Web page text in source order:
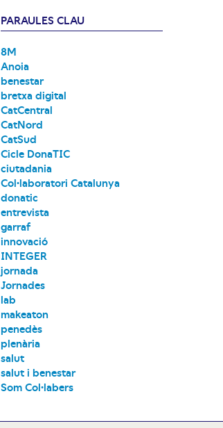
PARAULES CLAU
8M
Anoia
benestar
bretxa digital
CatCentral
CatNord
CatSud
Cicle DonaTIC
ciutadania
Col·laboratori Catalunya
donatic
entrevista
garraf
innovació
INTEGER
jornada
Jornades
lab
makeaton
penedès
plenària
salut
salut i benestar
Som Col·labers